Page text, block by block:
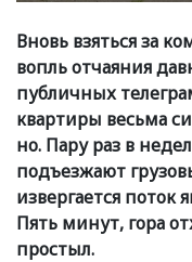
Вновь взяться за
вопль отчаяния
публичных
квартиры весьма
но. Пару раз в
подъезжают
извергается поток
Пять минут, гора
простыл.